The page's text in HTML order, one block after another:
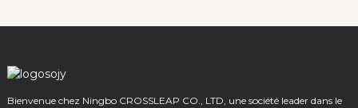
Bienvenue chez Ningbo CROSSLEAP CO., LTD, une société leader dans le